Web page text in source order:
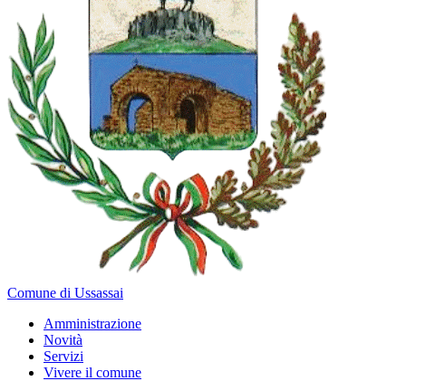
Comune di Ussassai
Amministrazione
Novità
Servizi
Vivere il comune